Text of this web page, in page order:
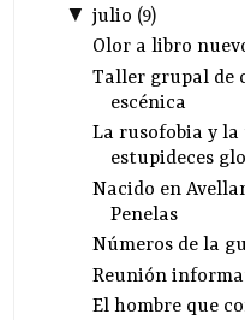
▼ julio (9)
Olor a libro
Taller grupal de
escénica
La rusofobia y
estupideces
Nacido en
Penelas
Números de la
Reunión
El hombre que